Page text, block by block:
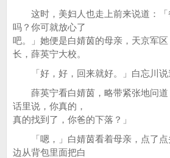
这时，美妇人也走上前来说道：「
吗？你可就放心了
吧。」她便是白婧茵的母亲，天京军
长，薛英宁大校。
「好，好，回来就好。」白忘川说
薛英宁看白婧茵，略带紧张地问道
话里说，你真的，
真的找到了，你爸的下落？」
「嗯，」白婧茵看着母亲，点了点
边从背包里面把白